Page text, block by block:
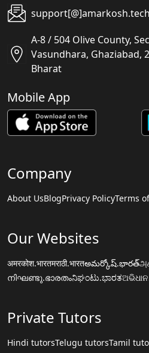
support[@]amarkosh.tech
A-8 / 504 Olive County,
Vasundhara, Ghaziabad,
Bharat
Mobile App
Company
About UsBlogPrivacy PolicyTerms
Our Websites
अमरकोश.भारतमराठी.भारतఅమర్కోష్.భారత్
നിഘണ്ടു.ഭാരതംನಿಘಂಟು.ಭಾರತ
Private Tutors
Hindi tutorsTelugu tutorsTamil